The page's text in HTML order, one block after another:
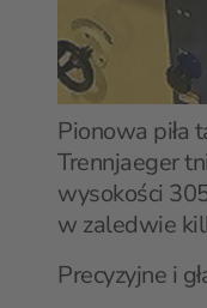
Pionowa piła
Trennjaeger
wysokości
w zaledwie
Precyzyjne i